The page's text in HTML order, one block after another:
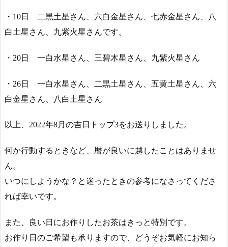
・10日 二黒土星さん、六白金星さん、七赤金星さん、八
白土星さん、九紫火星さんです。
・20日 一白水星さん、三碧木星さん、九紫火星さん
・26日 一白水星さん、二黒土星さん、五黄土星さん、六
白金星さん、八白土星さん
以上、2022年8月の吉日トップ3をお送りしました。
何か行動するときなど、暦が良いに越したことはありませ
ん。
いつにしようかな？と迷ったときの参考になさってくださ
れば幸いです。
また、良い日にお作りしたお茶はきっと特別です。
お作り日のご希望も承りますので、どうぞお気軽にお知ら